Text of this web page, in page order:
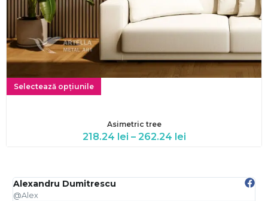
Selectează opțiunile
Asimetric tree
218.24 lei – 262.24 lei
Alexandru Dumitrescu
@Alex